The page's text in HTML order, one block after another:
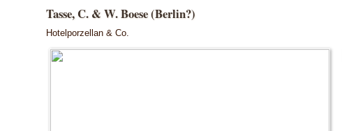
Tasse, C. & W. Boese (Berlin?)
Hotelporzellan & Co.